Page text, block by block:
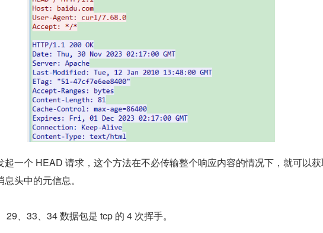
起一个 HEAD 请求，这个方法在不必传输整个响应内容的情况下，就可以
头中的元信息。
29、33、34 数据包是 tcp 的 4 次挥手。